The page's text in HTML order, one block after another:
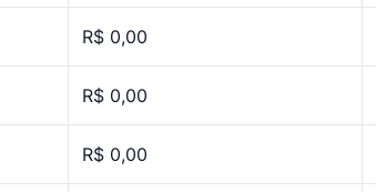
R$ 0,00
R$ 0,00
R$ 0,00